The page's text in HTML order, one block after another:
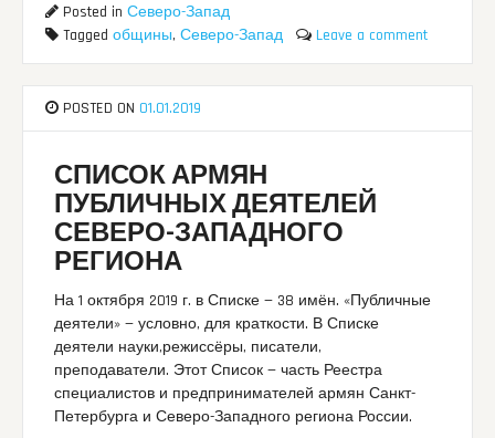
Posted inСеверо-Запад
Taggedобщины,Северо-Запад Leave a comment
POSTED ON 01.01.2019
СПИСОК АРМЯН
ПУБЛИЧНЫХ ДЕЯТЕЛЕЙ
СЕВЕРО-ЗАПАДНОГО
РЕГИОНА
На 1 октября 2019 г. в Списке — 38 имён. «Публичные
деятели» — условно, для краткости. В Списке
деятели науки,режиссёры, писатели,
преподаватели. Этот Список — часть Реестра
специалистов и предпринимателей армян Санкт-
Петербурга и Северо-Западного региона России.